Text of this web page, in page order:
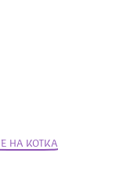
НА КОТКА